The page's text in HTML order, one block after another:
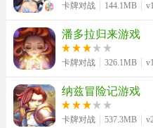
卡牌对战 144.1MB
潘多拉归来游戏
卡牌对战 326.1MB
纳兹冒险记游戏
卡牌对战 537.3MB